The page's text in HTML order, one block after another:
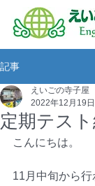
記事
定期テス
えいごの寺子屋
2022年12月19日
こんにちは。
11月中旬から